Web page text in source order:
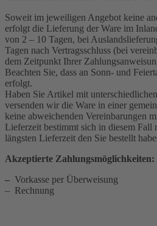
Soweit im jeweiligen Angebot keine
erfolgt die Lieferung der Ware im
von 2 – 10 Tagen, bei
Tagen nach Vertragsschluss (bei
dem Zeitpunkt Ihrer
Beachten Sie, dass an Sonn- und
erfolgt.
Haben Sie Artikel mit
versenden wir die Ware in einer
keine abweichenden Vereinbarungen
Lieferzeit bestimmt sich in diesem Fall
längsten Lieferzeit den Sie bestellt
Akzeptierte Zahlungsmöglichkeiten:
– Vorkasse per Überweisung
– Rechnung